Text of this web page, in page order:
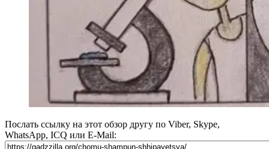
Послать ссылку на этот обзор другу по Viber, Skype,
WhatsApp, ICQ или E-Mail: